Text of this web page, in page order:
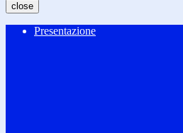
close
Presentazione